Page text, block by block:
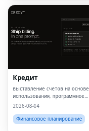
Кредит
выставление счетов на основе
использования, программное
обеспечение для выставления
выставление счетов по
выставление счетов с
2026-08-04
Финансовое планирование